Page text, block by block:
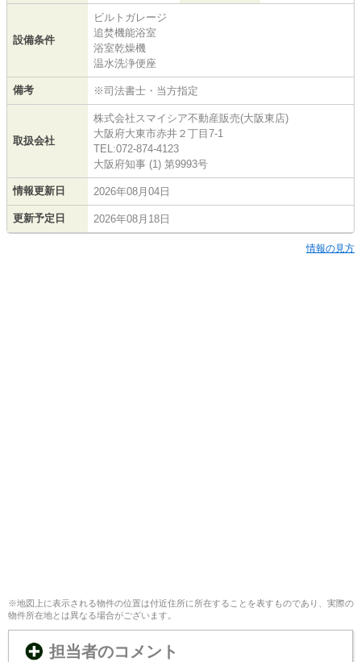
設備条件
ビルトガレージ
追焚機能浴室
浴室乾燥機
温水洗浄便座
備考 ※司法書士・当方指定
取扱会社
株式会社スマイシア不動産販売(大阪東店)
大阪府大東市赤井２丁目7-1
TEL:072-874-4123
大阪府知事 (1) 第9993号
情報更新日 2026年08月04日
更新予定日 2026年08月18日
情報の見方
※地図上に表示される物件の位置は付近住所に所在することを表すものであり、実際の
物件所在地とは異なる場合がございます。
担当者のコメント